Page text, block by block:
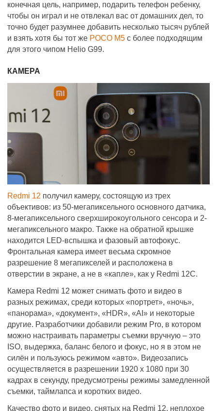
конечная цель, например, подарить телефон ребенку,
чтобы он играл и не отвлекал вас от домашних дел, то
точно будет разумнее добавить несколько тысяч рублей
и взять хотя бы тот же POCO М5 с более подходящим
для этого чипом Helio G99.
КАМЕРА
Redmi 12 получил камеру, состоящую из трех
объективов: из 50-мегапиксельного основного датчика,
8-мегапиксельного сверхширокоугольного сенсора и 2-
мегапиксельного макро. Также на обратной крышке
находится LED-вспышка и фазовый автофокус.
Фронтальная камера имеет весьма скромное
разрешение 8 мегапикселей и расположена в
отверстии в экране, а не в «капле», как у Redmi 12С.
Камера Redmi 12 может снимать фото и видео в
разных режимах, среди которых «портрет», «ночь»,
«панорама», «документ», «HDR», «AI» и некоторые
другие. Разработчики добавили режим Pro, в котором
можно настраивать параметры съемки вручную – это
ISO, выдержка, баланс белого и фокус, но я в этом не
силён и пользуюсь режимом «авто». Видеозапись
осуществляется в разрешении 1920 х 1080 при 30
кадрах в секунду, предусмотрены режимы замедленной
съемки, таймлапса и коротких видео.
Качество фото и видео, снятых на Redmi 12, неплохое